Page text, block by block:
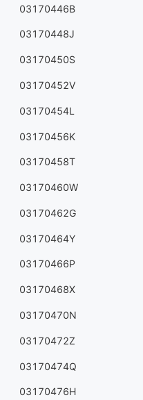
03170446B
03170448J
03170450S
03170452V
03170454L
03170456K
03170458T
03170460W
03170462G
03170464Y
03170466P
03170468X
03170470N
03170472Z
03170474Q
03170476H